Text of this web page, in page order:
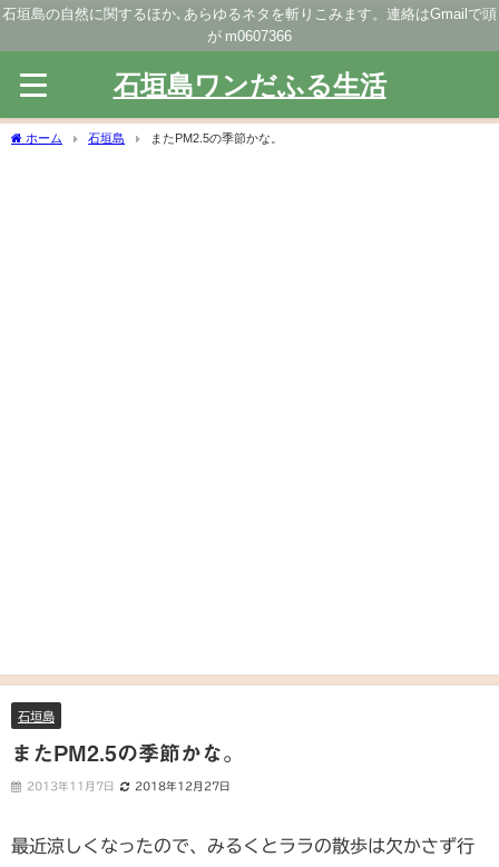
石垣島の自然に関するほか､あらゆるネタを斬りこみます。連絡はGmailで頭
が m0607366
石垣島ワンだふる生活
ホーム 石垣島 またPM2.5の季節かな。
石垣島
またPM2.5の季節かな。
2013年11月7日 2018年12月27日
最近涼しくなったので、みるくとララの散歩は欠かさず行